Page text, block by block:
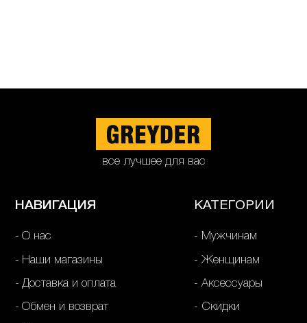
все лучшее для вас
НАВИГАЦИЯ
О нас
Наши магазины
Доставка и оплата
Обмен и возврат
КАТЕГОРИИ
Мужчинам
Женщинам
Аксессуары
Скидки